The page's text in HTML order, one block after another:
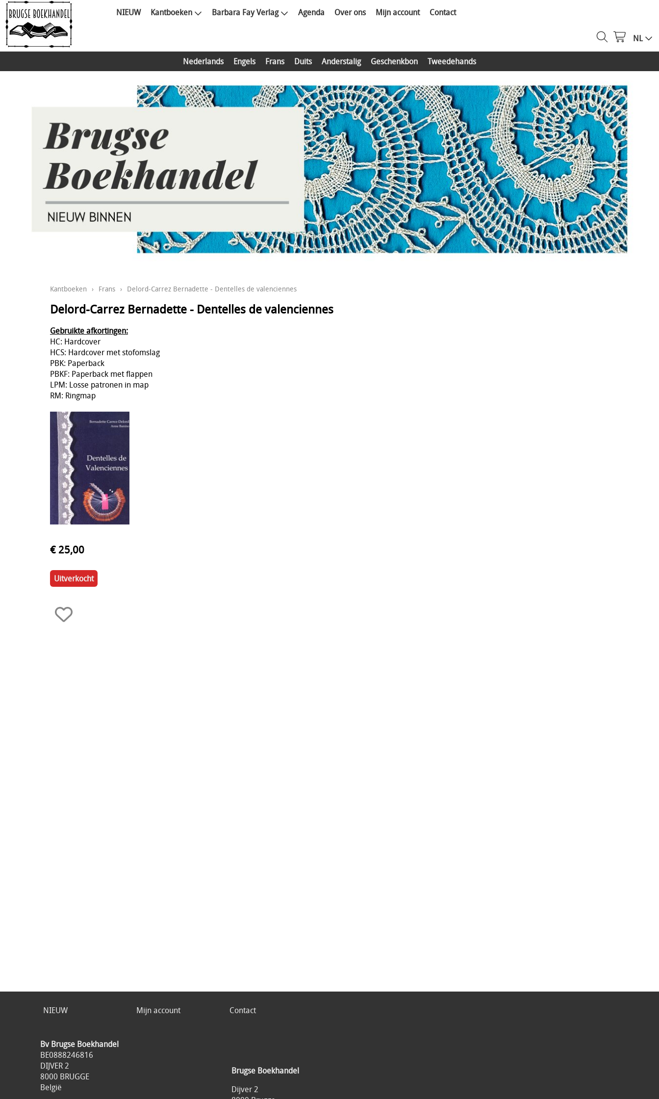
NIEUW Kantboeken Barbara Fay Verlag Agenda Over ons Mijn account Contact
NL
Nederlands Engels Frans Duits Anderstalig Geschenkbon Tweedehands
Kantboeken › Frans › Delord-Carrez Bernadette - Dentelles de valenciennes
Delord-Carrez Bernadette - Dentelles de valenciennes
Gebruikte afkortingen:
HC: Hardcover
HCS: Hardcover met stofomslag
PBK: Paperback
PBKF: Paperback met flappen
LPM: Losse patronen in map
RM: Ringmap
€ 25,00
Uitverkocht
NIEUW Mijn account Contact
Bv Brugse Boekhandel
BE0888246816
DIJVER 2
8000 BRUGGE
België
Brugse Boekhandel
Dijver 2